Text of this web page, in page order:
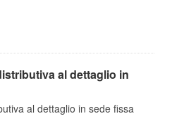
al dettaglio in
al dettaglio in sede fissa